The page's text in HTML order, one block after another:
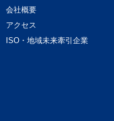
会社概要
アクセス
ISO・地域未来牽引企業